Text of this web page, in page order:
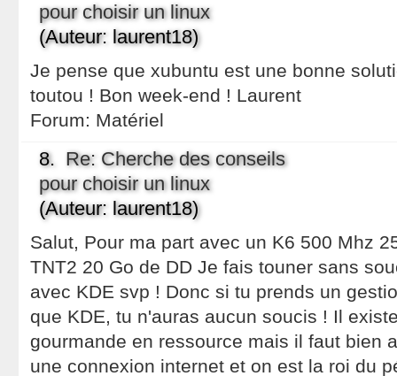
pour choisir un linux
(Auteur: laurent18)
Je pense que xubuntu est une bonne
toutou ! Bon week-end ! Laurent
Forum: Matériel
8. Re: Cherche des conseils
pour choisir un linux
(Auteur: laurent18)
Salut, Pour ma part avec un K6 500 Mhz
TNT2 20 Go de DD Je fais touner sans
avec KDE svp ! Donc si tu prends un
que KDE, tu n'auras aucun soucis ! Il
gourmande en ressource mais il faut bien
une connexion internet et on est la roi du